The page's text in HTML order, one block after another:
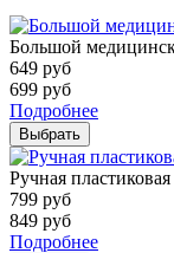
Большой
649 руб
699 руб
Подробнее
Выбрать
Ручная
799 руб
849 руб
Подробнее